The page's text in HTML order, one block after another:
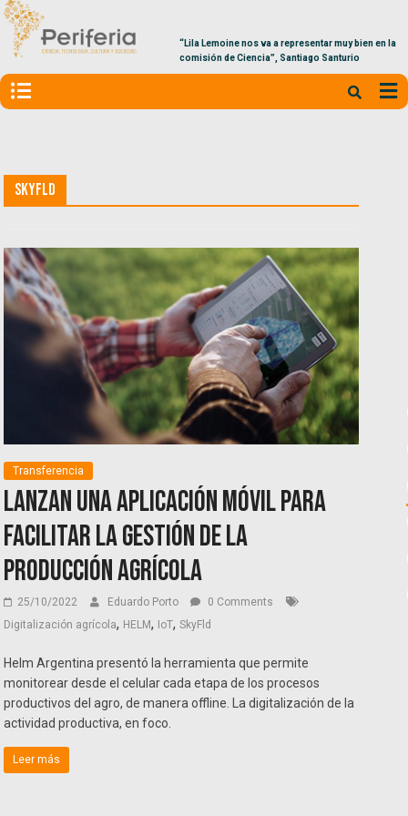
“Lila Lemoine nos va a representar muy bien en la
comisión de Ciencia”, Santiago Santurio
SkyFld
Transferencia
Lanzan una aplicación móvil para
facilitar la gestión de la
producción agrícola
25/10/2022 Eduardo Porto
0 Comments
Digitalización agrícola, HELM, IoT,SkyFld
Helm Argentina presentó la herramienta que permite
monitorear desde el celular cada etapa de los procesos
productivos del agro, de manera offline. La digitalización de la
actividad productiva, en foco.
Leer más